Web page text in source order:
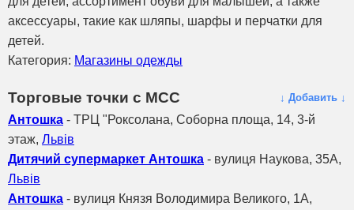
аксессуары, такие как шляпы, шарфы и перчатки для
детей.
Категория: Магазины одежды
Торговые точки с МСС ↓ Добавить ↓
Антошка - ТРЦ "Роксолана, Соборна площа, 14, 3-й
этаж, Львів
Дитячий супермаркет Антошка - вулиця Наукова, 35А,
Львів
Антошка - вулиця Князя Володимира Великого, 1А,